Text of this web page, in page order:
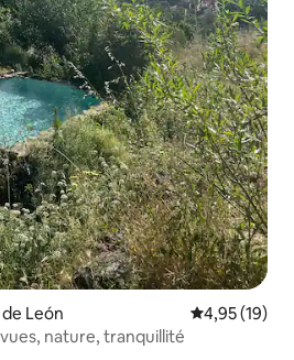
León Évaluation
4,95 (19)
nature, tranquillité